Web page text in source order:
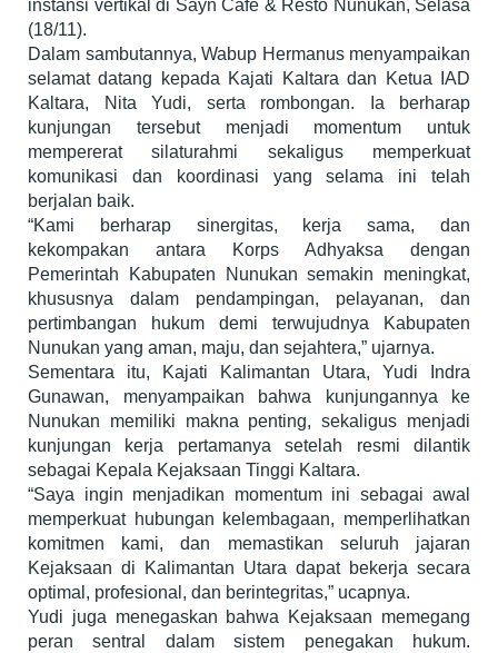
instansi vertikal di Sayn Café & Resto Nunukan, Selasa
(18/11).
Dalam sambutannya, Wabup Hermanus menyampaikan
selamat datang kepada Kajati Kaltara dan Ketua IAD
Kaltara, Nita Yudi, serta rombongan. Ia berharap
kunjungan tersebut menjadi momentum untuk
mempererat silaturahmi sekaligus memperkuat
komunikasi dan koordinasi yang selama ini telah
berjalan baik.
“Kami berharap sinergitas, kerja sama, dan
kekompakan antara Korps Adhyaksa dengan
Pemerintah Kabupaten Nunukan semakin meningkat,
khususnya dalam pendampingan, pelayanan, dan
pertimbangan hukum demi terwujudnya Kabupaten
Nunukan yang aman, maju, dan sejahtera,” ujarnya.
Sementara itu, Kajati Kalimantan Utara, Yudi Indra
Gunawan, menyampaikan bahwa kunjungannya ke
Nunukan memiliki makna penting, sekaligus menjadi
kunjungan kerja pertamanya setelah resmi dilantik
sebagai Kepala Kejaksaan Tinggi Kaltara.
“Saya ingin menjadikan momentum ini sebagai awal
memperkuat hubungan kelembagaan, memperlihatkan
komitmen kami, dan memastikan seluruh jajaran
Kejaksaan di Kalimantan Utara dapat bekerja secara
optimal, profesional, dan berintegritas,” ucapnya.
Yudi juga menegaskan bahwa Kejaksaan memegang
peran sentral dalam sistem penegakan hukum.